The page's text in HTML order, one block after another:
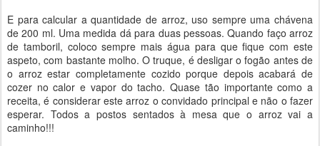
E para calcular a quantidade de arroz, uso sempre uma chávena
de 200 ml. Uma medida dá para duas pessoas. Quando faço arroz
de tamboril, coloco sempre mais água para que fique com este
aspeto, com bastante molho. O truque, é desligar o fogão antes de
o arroz estar completamente cozido porque depois acabará de
cozer no calor e vapor do tacho. Quase tão importante como a
receita, é considerar este arroz o convidado principal e não o fazer
esperar. Todos a postos sentados à mesa que o arroz vai a
caminho!!!